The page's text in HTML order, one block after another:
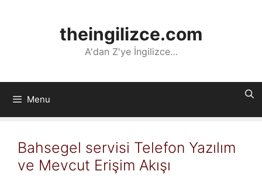
theingilizce.com
A'dan Z'ye İngilizce…
Menu
Bahsegel servisi Telefon Yazılım
ve Mevcut Erişim Akışı